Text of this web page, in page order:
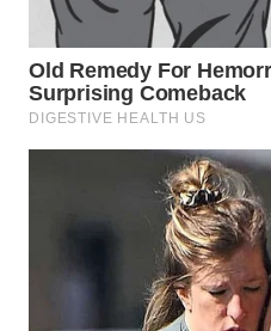
WN
SOLO
WN
MADURA